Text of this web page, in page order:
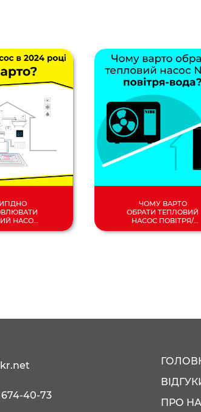
НАСОС
ЧОМУ ВАРТО
ОБРАТИ ТЕПЛОВИЙ
НАСОС ПОВІТРЯ/
674-40-73
ПРО